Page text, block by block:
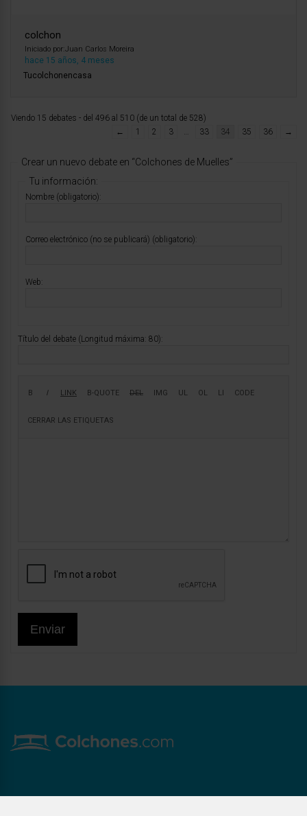
colchon
Iniciado por:Juan Carlos Moreira
hace 15 años, 4 meses
Tucolchonencasa
Viendo 15 debates - del 496 al 510 (de un total de 528)
←
1 2 3 … 33 34 35 36 →
Crear un nuevo debate en “Colchones de Muelles”
Tu información:
Nombre (obligatorio):
Correo electrónico (no se publicará) (obligatorio):
Web:
Título del debate (Longitud máxima: 80):
Enviar